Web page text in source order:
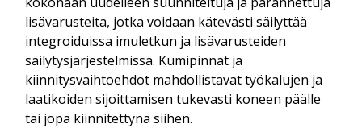
lisävarusteita, jotka voidaan kätevästi säilyttää
integroiduissa imuletkun ja lisävarusteiden
säilytysjärjestelmissä. Kumipinnat ja
kiinnitysvaihtoehdot mahdollistavat työkalujen ja
laatikoiden sijoittamisen tukevasti koneen päälle
tai jopa kiinnitettynä siihen.